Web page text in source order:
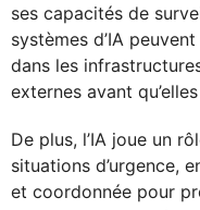
ses capacités de
systèmes d’IA
dans les
externes avant
De plus, l’IA joue un
situations d’urgence,
et coordonnée pour